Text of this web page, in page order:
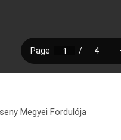
Megyei Fordulója